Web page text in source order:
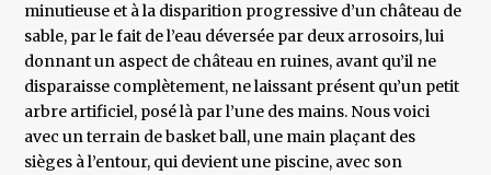
minutieuse et à la disparition progressive d’un château de
sable, par le fait de l’eau déversée par deux arrosoirs, lui
donnant un aspect de château en ruines, avant qu’il ne
disparaisse complètement, ne laissant présent qu’un petit
arbre artificiel, posé là par l’une des mains. Nous voici
avec un terrain de basket ball, une main plaçant des
sièges à l’entour, qui devient une piscine, avec son